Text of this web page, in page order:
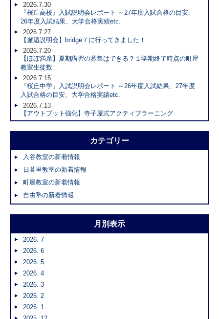
2026.7.30
『桜丘高校』入試説明会レポート ～27年度入試合格の目安、
26年度入試結果、大学合格実績etc.
2026.7.27
【邂逅説明会】bridge７に行ってきました！
2026.7.20
【ほぼ満席】夏期講習の募集はできる？１学期終了時点の町屋
教室生徒数
2026.7.15
『桜丘中学』入試説明会レポート ～26年度入試結果、27年度
入試合格の目安、大学合格実績etc.
2026.7.13
【アウトプット強化】寺子屋式アクティブラーニング
カテゴリー
入谷教室の新着情報
日暮里教室の新着情報
町屋教室の新着情報
自由塾の新着情報
月別表示
2026. 7
2026. 6
2026. 5
2026. 4
2026. 3
2026. 2
2026. 1